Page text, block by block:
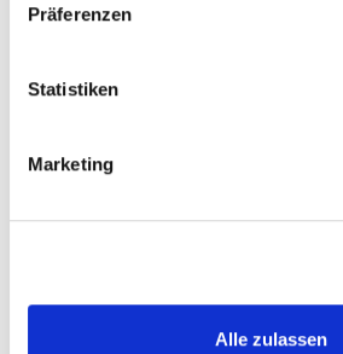
Präferenzen
Statistiken
Marketing
Alle zulassen
60316 Frankfurt am Main